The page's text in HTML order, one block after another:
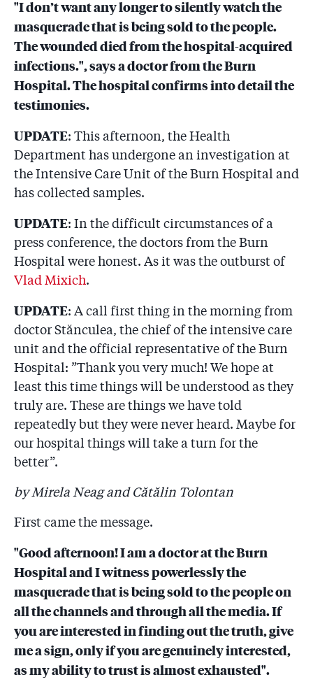
3.4
”Mami, tu nu plîngi după băiatul tău?”. Mărturia și
documentele familiei mințite: arsura a fost ”umflată”
de la 30-35% la 45-50%! (I)
3.5
”Ai grijă de noi, frate Alex!”. Familia Hogea întreabă
cine le-a scos băiatul de pe lista de Bruxelles și
3.6 Bacteristan - 13 dosare ale morților de la Colectiv
3.7
”Când invocă legea ca să apere secretul dosarelor,
spitalele uită că ele au încălcat primele legea”
3.8
După 10 ani de luptă cu cancerul și zeci de operații pe
creier, Denis Pașcovici e în comă la Constanța,
infectat cu două bacterii nosocomiale
3.9
Un medic iese la lumină. Camelia Roiu: ”Guvernul
Cioloș greșește dacă crede că va curăța spitalele cu
aceiași manageri care le-au ținut în mizerie!”
3.10
Inspecția sanitară a retras ”apă îmbuteliată infestată
cu bacteria E.coli” și ”dezinfectanți neconformi”, dar
birocrația din Ministerul Sănătății nu vrea să facă
publice numele firmelor!
3.11
Procesul "Colectiv" - După ce s-au folosit de
imaginea lui la tragedie, Arafat spune, prin avocat,
adevărul: ISU cere în instanță expertiză ”pentru că
infecțiile nosocomiale din spitale au contribuit la
lăsați acasă, în primul avion a fost îmbarcat un ziarist
recomandarea ”continuarea tratamentului și
kinetoterapie”!
3.13
SECRETELE "COLECTIV" ÎN IMAGINI ȘI
DOCUMENTE: Chirurgul Emanuel Albu a cerut, încă
din prima zi, în foaia de observație, transferul rănitului
Roberto Vlăduț! Vlăduț pleacă ultimul și moare!
3.14
SECRETELE "COLECTIV" Procurorii au chemat la
"I don’t want any longer to silently watch the
masquerade that is being sold to the people.
The wounded died from the hospital-acquired
infections.", says a doctor from the Burn
Hospital. The hospital confirms into detail the
testimonies.
UPDATE: This afternoon, the Health
Department has undergone an investigation at
the Intensive Care Unit of the Burn Hospital and
has collected samples.
UPDATE: In the difficult circumstances of a
press conference, the doctors from the Burn
Hospital were honest. As it was the outburst of
Vlad Mixich.
UPDATE: A call first thing in the morning from
doctor Stănculea, the chief of the intensive care
unit and the official representative of the Burn
Hospital: ”Thank you very much! We hope at
least this time things will be understood as they
truly are. These are things we have told
repeatedly but they were never heard. Maybe for
our hospital things will take a turn for the
better”.
by Mirela Neag and Cătălin Tolontan
First came the message.
"Good afternoon! I am a doctor at the Burn
Hospital and I witness powerlessly the
masquerade that is being sold to the people on
all the channels and through all the media. If
you are interested in finding out the truth, give
me a sign, only if you are genuinely interested,
as my ability to trust is almost exhausted".